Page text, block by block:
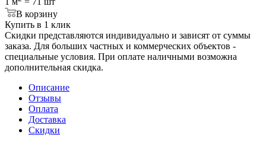
В корзину
Купить в 1 клик
Скидки представляются индивидуально и зависят от суммы
заказа. Для больших частных и коммерческих объектов -
специальные условия. При оплате наличными возможна
дополнительная скидка.
Описание
Отзывы
Оплата
Доставка
Скидки